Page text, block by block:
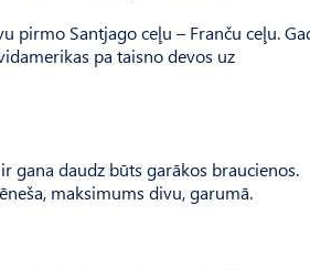
pirmo Santjago ceļu – Franču ceļu.
pa taisno devos uz
gana daudz būts garākos braucienos.
maksimums divu, garumā.